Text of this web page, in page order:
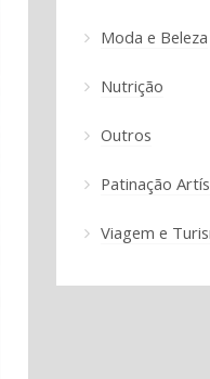
Moda e Beleza
Nutrição
Outros
Patinação
Viagem e